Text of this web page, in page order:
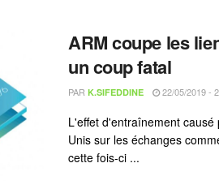
ARM coupe les
un coup fatal
PAR K.SIFEDDINE 22/05/2019 -
L'effet d'entraînement
Unis sur les échanges
cette fois-ci ...